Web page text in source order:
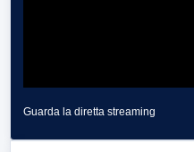
Guarda la diretta streaming